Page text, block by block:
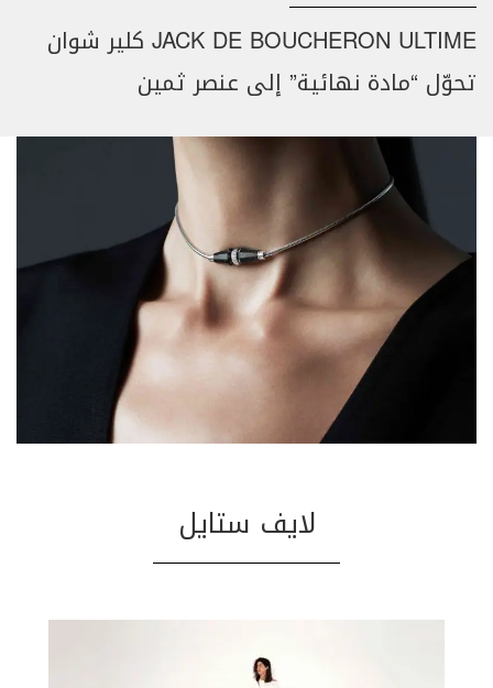
JACK DE BOUCHERON ULTIME كلير شوان
تحوّل “مادة نهائية” إلى عنصر ثمين
لايف ستايل